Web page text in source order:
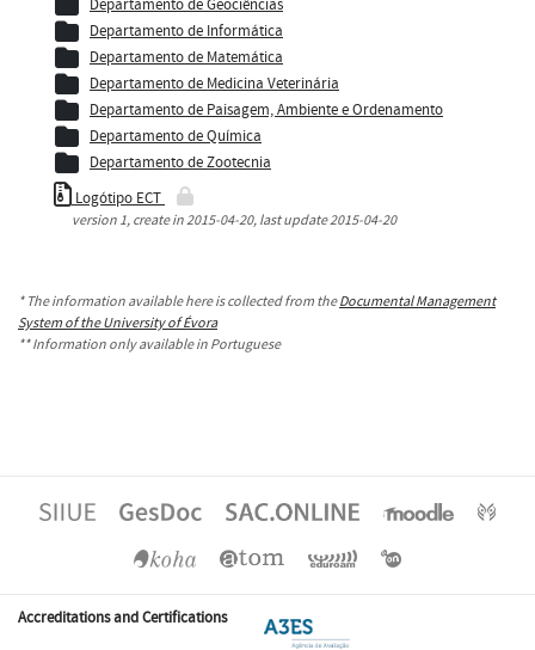
Departamento de Geociências
Departamento de Informática
Departamento de Matemática
Departamento de Medicina Veterinária
Departamento de Paisagem, Ambiente e Ordenamento
Departamento de Química
Departamento de Zootecnia
Logótipo ECT
version 1, create in2015-04-20, last update2015-04-20
* The information available here is collected from theDocumental Management
System of the University of Évora
** Information only available in Portuguese
Accreditations and Certifications